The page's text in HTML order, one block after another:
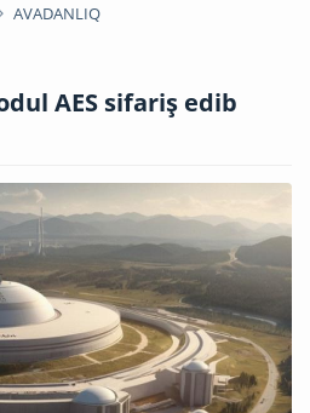
AVADANLIQ
AES sifariş edib